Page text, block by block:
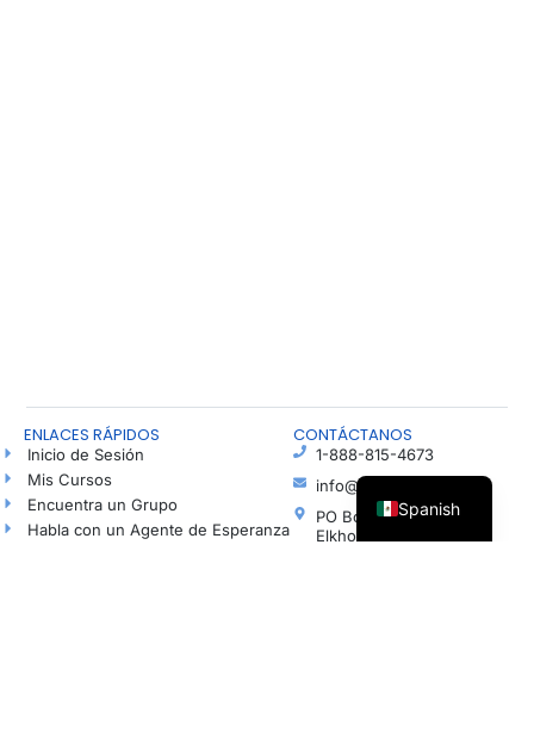
ENLACES RÁPIDOS
Inicio de Sesión
Mis Cursos
Encuentra un Grupo
Habla con un Agente de Esperanza
CONTÁCTANOS
1-888-815-4673
info@freshhope.us
PO Box 5
Elkhorn NE 68022
Spanish